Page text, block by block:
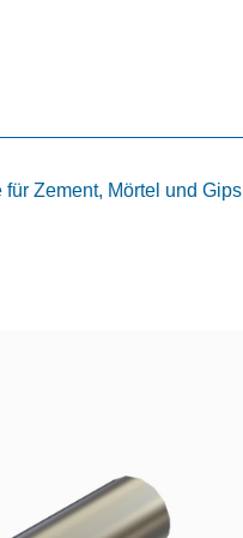
Zement, Mörtel und Gips